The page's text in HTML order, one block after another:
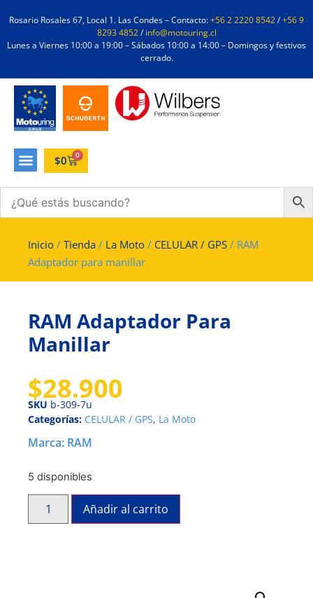
Rosario Rosales 67, Local 1. Las Condes – Contacto:+56 2 2220 8542/+56 9
8293 4852/info@motouring.cl
Lunes a Viernes 10:00 a 19:00 – Sábados 10:00 a 14:00 – Domingos y festivos
cerrado.
$0 0
Inicio / Tienda / La Moto / CELULAR / GPS / RAM
Adaptador para manillar
RAM Adaptador Para
Manillar
$28.900
SKU b-309-7u
Categorías: CELULAR / GPS, La Moto
Marca: RAM
5 disponibles
Añadir al carrito